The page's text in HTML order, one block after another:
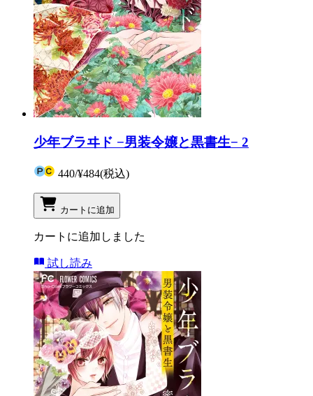
少年ブラヰド −男装令嬢と黒書生− 2
440/¥484(税込)
カートに追加
カートに追加しました
試し読み